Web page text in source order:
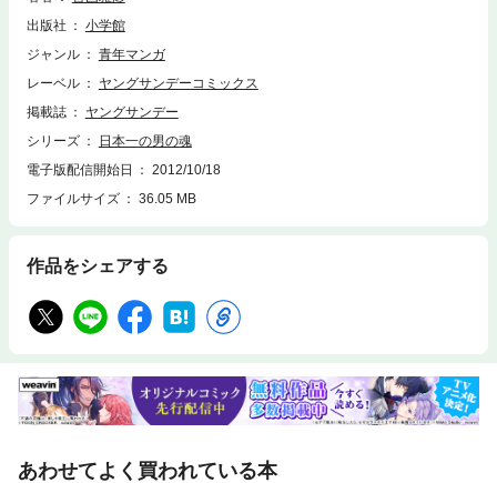
出版社
小学館
ジャンル
青年マンガ
レーベル
ヤングサンデーコミックス
掲載誌
ヤングサンデー
シリーズ
日本一の男の魂
電子版配信開始日
2012/10/18
ファイルサイズ
36.05 MB
作品をシェアする
あわせてよく買われている本